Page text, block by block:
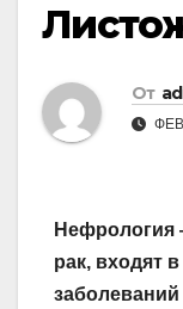
От
ФЕВ
Нефрология
рак, входят